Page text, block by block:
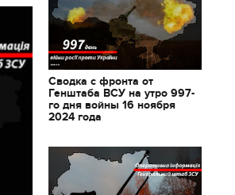
Сводка с фронта от
Генштаба ВСУ на утро 997-
го дня войны 16 ноября
2024 года